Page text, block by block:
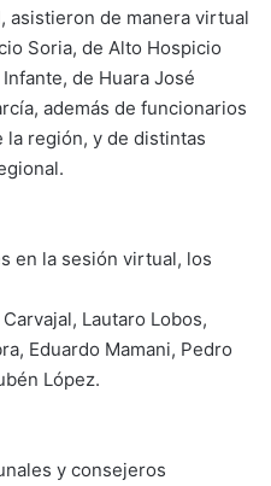
asistieron de manera virtual
Soria, de Alto Hospicio
de Huara José
además de funcionarios
región, y de distintas
en la sesión virtual, los
Lautaro Lobos,
Eduardo Mamani, Pedro
López.
y consejeros